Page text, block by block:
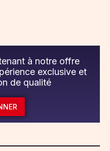
à notre offre
exclusive et
de qualité